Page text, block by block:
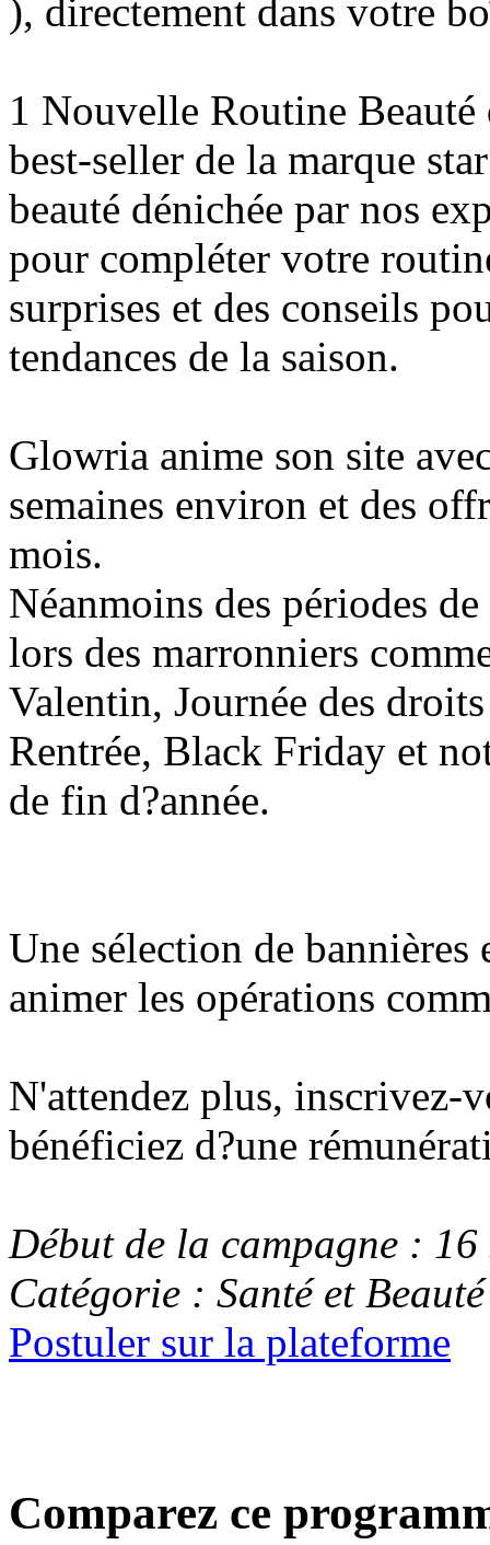
), directement dans votre
1 Nouvelle Routine
best-seller de la marque
beauté dénichée par nos
pour compléter votre
surprises et des conseils
tendances de la saison.
Glowria anime son site
semaines environ et des
mois.
Néanmoins des périodes
lors des marronniers
Valentin, Journée des
Rentrée, Black Friday et
de fin d?année.
Une sélection de
animer les opérations
N'attendez plus, inscrivez-
bénéficiez d?une
Début de la campagne :
Catégorie : Santé et Beauté
Postuler sur la plateforme
Comparez ce